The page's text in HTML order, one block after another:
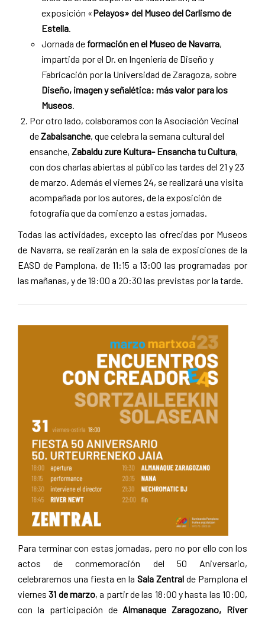
exposición «Pelayos» del Museo del Carlismo de
Estella.
Jornada de formación en el Museo de Navarra,
impartida por el Dr. en Ingeniería de Diseño y
Fabricación por la Universidad de Zaragoza, sobre
Diseño, imagen y señalética: más valor para los
Museos.
Por otro lado, colaboramos con la Asociación Vecinal
deZabalsanche, que celebra la semana cultural del
ensanche, Zabaldu zure Kultura- Ensancha tu Cultura,
con dos charlas abiertas al público las tardes del 21 y 23
de marzo. Además el viernes 24, se realizará una visita
acompañada por los autores, de la exposición de
fotografía que da comienzo a estas jornadas.
Todas las actividades, excepto las ofrecidas por Museos
de Navarra, se realizarán en la sala de exposiciones de la
EASD de Pamplona, de 11:15 a 13:00 las programadas por
las mañanas, y de 19:00 a 20:30 las previstas por la tarde.
Para terminar con estas jornadas, pero no por ello con los
actos de conmemoración del 50 Aniversario,
celebraremos una fiesta en la Sala Zentral de Pamplona el
viernes31 de marzo, a partir de las 18:00 y hasta las 10:00,
con la participación deAlmanaque Zaragozano, River